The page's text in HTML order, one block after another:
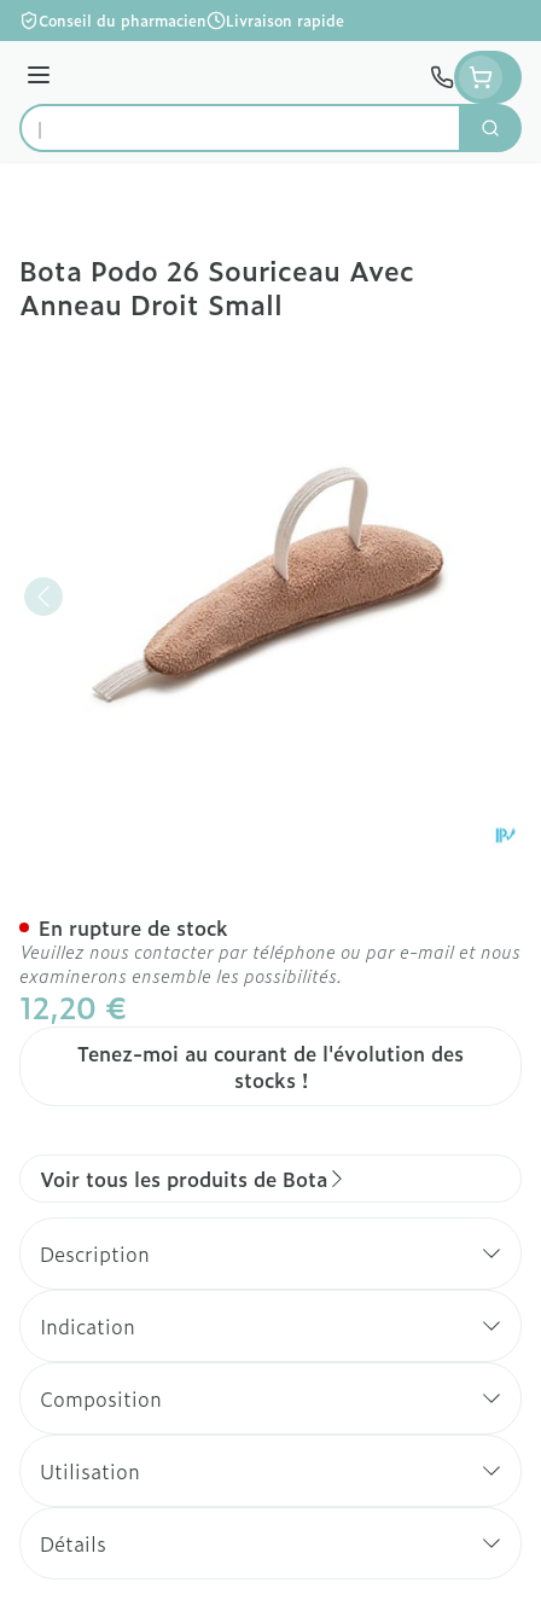
Aller au contenu
Conseil du pharmacien Livraison rapide
Menu
Rechercher
Bota Podo 26 Souriceau Avec
Anneau Droit Small
12,20 €
Tenez-moi au courant de l'évolution des
stocks !
En rupture de stock
Veuillez nous contacter par téléphone ou par e-mail et nous
examinerons ensemble les possibilités.
Voir tous les produits de Bota
Description
Indication
Composition
Utilisation
Détails